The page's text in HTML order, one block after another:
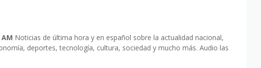
Noticias de última hora y en español sobre la actualidad nacional,
deportes, tecnología, cultura, sociedad y mucho más. Audio las